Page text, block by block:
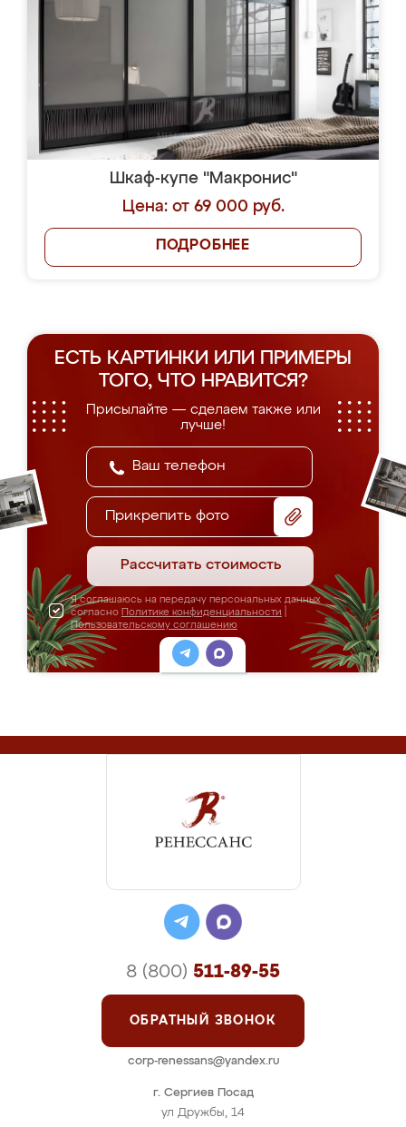
Шкаф-купе "Макронис"
Цена: от 69 000 руб.
ПОДРОБНЕЕ
ЕСТЬ КАРТИНКИ ИЛИ ПРИМЕРЫ
ТОГО, ЧТО НРАВИТСЯ?
Присылайте — сделаем также или
лучше!
Прикрепить фото
Рассчитать стоимость
Я соглашаюсь на передачу персональных данных
согласно Политике конфиденциальности
Пользовательскому соглашению
г. Сергиев Посад
ул Дружбы, 14
8 (800) 511-89-55
ОБРАТНЫЙ ЗВОНОК
corp-renessans@yandex.ru